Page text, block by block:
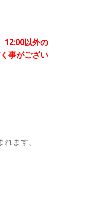
12:00以外の
事がござい
ます。